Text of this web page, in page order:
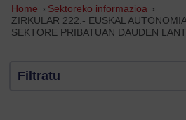
Home » Sektoreko informazioa »
ZIRKULAR 222.- EUSKAL
SEKTORE PRIBATUAN DAUDEN
Filtratu